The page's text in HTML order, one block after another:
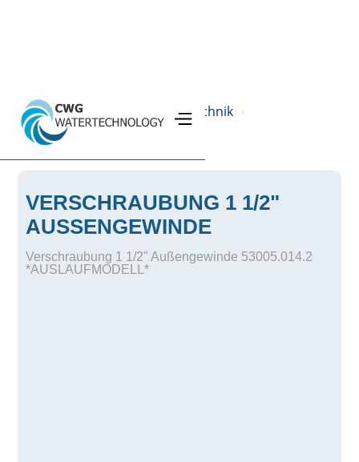
Home › Produkte Dosiertechnik ›
Zubehör Dosiertechnik
VERSCHRAUBUNG 1 1/2"
AUSSENGEWINDE
Verschraubung 1 1/2" Außengewinde 53005.014.2
*AUSLAUFMODELL*